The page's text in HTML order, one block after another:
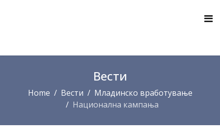
Вести
Home Вести
Младинско вработување
Национална кампања